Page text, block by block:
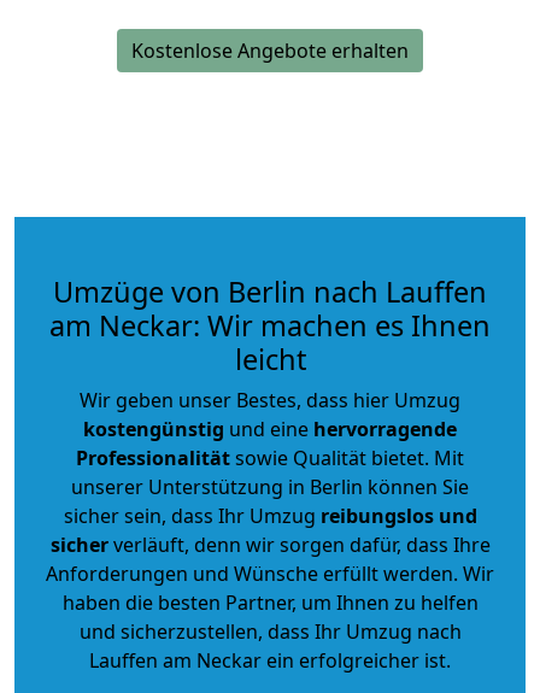
Kostenlose Angebote erhalten
Umzüge von Berlin nach Lauffen
am Neckar: Wir machen es Ihnen
leicht
Wir geben unser Bestes, dass hier Umzug
kostengünstig und eine hervorragende
Professionalitätsowie Qualität bietet. Mit
unserer Unterstützung in Berlin können Sie
sicher sein, dass Ihr Umzug reibungslos und
sicherverläuft, denn wir sorgen dafür, dass Ihre
Anforderungen und Wünsche erfüllt werden. Wir
haben die besten Partner, um Ihnen zu helfen
und sicherzustellen, dass Ihr Umzug nach
Lauffen am Neckar ein erfolgreicher ist.